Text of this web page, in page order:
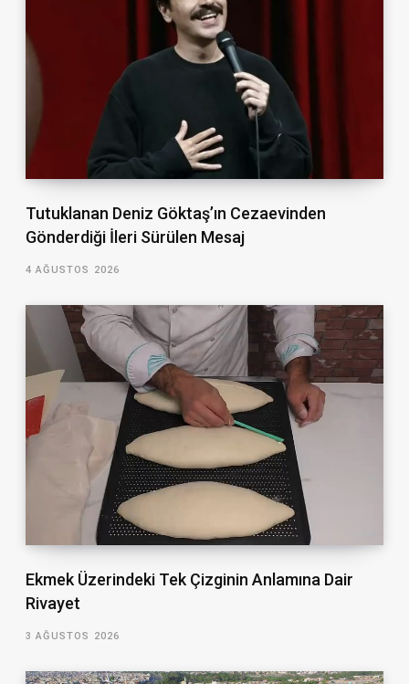
Tutuklanan Deniz Göktaş’ın Cezaevinden
Gönderdiği İleri Sürülen Mesaj
4 AĞUSTOS 2026
Ekmek Üzerindeki Tek Çizginin Anlamına Dair
Rivayet
3 AĞUSTOS 2026